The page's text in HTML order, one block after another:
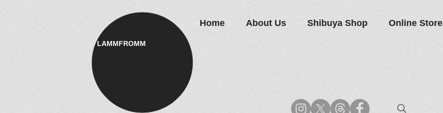
LAMMFROMM​
Home About Us Shibuya Shop Online Store